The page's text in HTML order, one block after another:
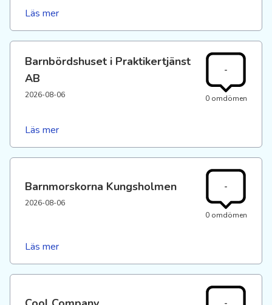
Läs mer
Barnbördshuset i Praktikertjänst
AB
2026-08-06
-
0 omdömen
Läs mer
Barnmorskorna Kungsholmen
2026-08-06
-
0 omdömen
Läs mer